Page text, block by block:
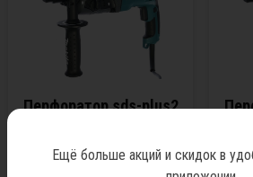
Перфоратор sds-plus2
Оформить заказ можно
Ещё больше акций и скидок в